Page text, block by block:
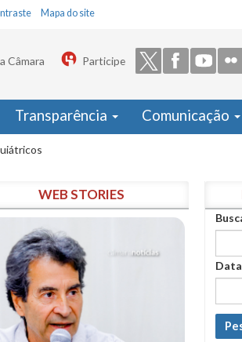
Mapa do site
Câmara Participe
Transparência Comunicação
WEB STORIES